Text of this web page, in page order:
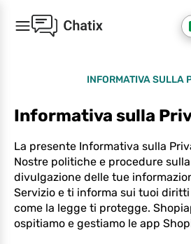
INFORMATIVA SULLA
Informativa sulla
La presente Informativa sulla
Nostre politiche e procedure
divulgazione delle tue
Servizio e ti informa sui tuoi
come la legge ti protegge.
ospitiamo e gestiamo le app